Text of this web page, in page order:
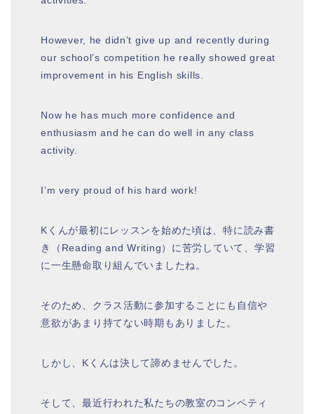
However, he didn’t give up and recently during
our school’s competition he really showed great
improvement in his English skills.
Now he has much more confidence and
enthusiasm and he can do well in any class
activity.
I’m very proud of his hard work!
Kくんが最初にレッスンを始めた頃は、特に読み書
き（Reading and Writing）に苦労していて、学習
に一生懸命取り組んでいましたね。
そのため、クラス活動に参加することにも自信や
意欲があまり持てない時期もありました。
しかし、Kくんは決して諦めませんでした。
そして、最近行われた私たちの教室のコンペティ